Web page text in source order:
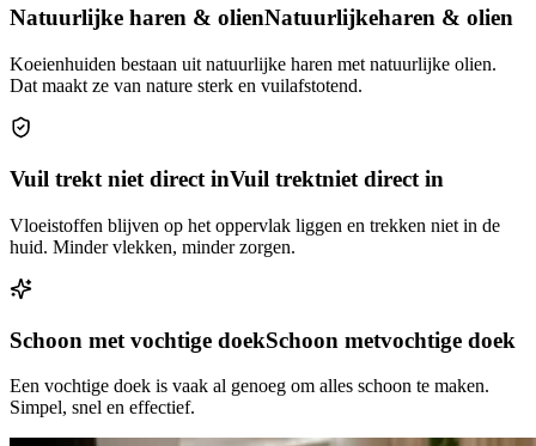
Natuurlijke haren & olienNatuurlijkeharen & olien
Koeienhuiden bestaan uit natuurlijke haren met natuurlijke olien.
Dat maakt ze van nature sterk en vuilafstotend.
Vuil trekt niet direct inVuil trektniet direct in
Vloeistoffen blijven op het oppervlak liggen en trekken niet in de
huid. Minder vlekken, minder zorgen.
Schoon met vochtige doekSchoon metvochtige doek
Een vochtige doek is vaak al genoeg om alles schoon te maken.
Simpel, snel en effectief.